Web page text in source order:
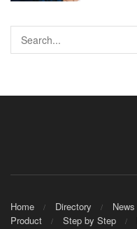
Home Directory News
Product
Step by Step